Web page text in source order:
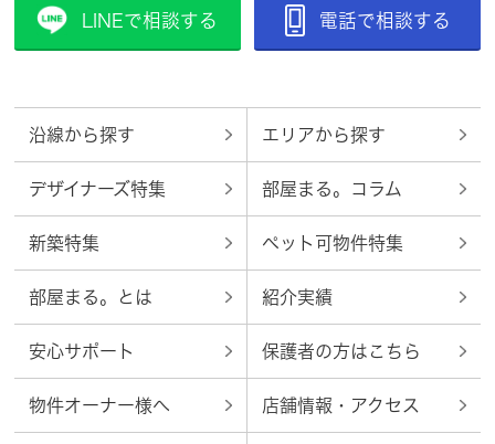
LINEで相談する 電話で相談する
沿線から探す エリアから探す
デザイナーズ特集 部屋まる。コラム
新築特集 ペット可物件特集
部屋まる。とは 紹介実績
安心サポート 保護者の方はこちら
物件オーナー様へ 店舗情報・アクセス